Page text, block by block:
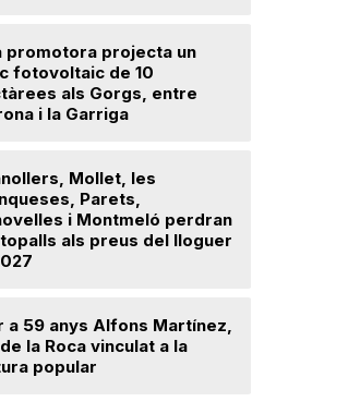
promotora projecta un
fotovoltaic de 10
als Gorgs, entre
i la Garriga
Mollet, les
Parets,
i Montmeló perdran
als preus del lloguer
a 59 anys Alfons Martínez,
la Roca vinculat a la
popular